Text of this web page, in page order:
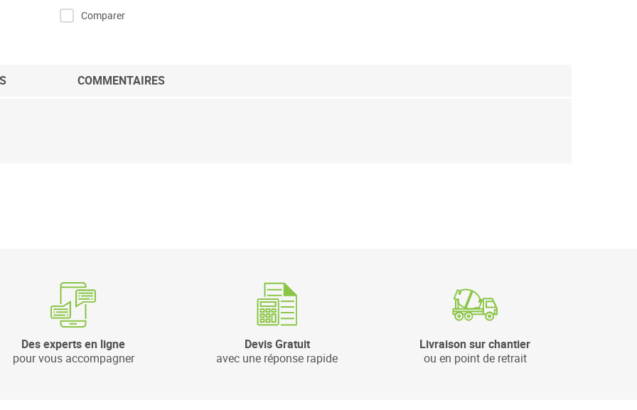
Comparer
COMMENTAIRES
Des experts en ligne
pour vous accompagner
Devis Gratuit
avec une réponse rapide
Livraison sur chantier
ou en point de retrait